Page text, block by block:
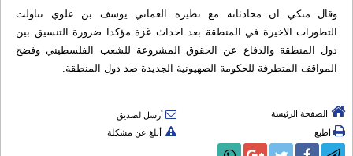
وقال متكي ان محادثاته مع نظيره العماني يوسف بن علوي تناولت
التطورات الاخيرة في المنطقة بعد احداث غزة مؤكدا ضرورة التنسيق بين
دول المنطقة والدفاع عن الحقوق المشروعة للشعب الفلسطيني وفضح
المواقف المتطرفة للحكومة الصهيونية الجديدة ضد دول المنطقة.
الصفحة الرئيسة
أرسل لصديق
اطبع
أبلغ عن مشكلة